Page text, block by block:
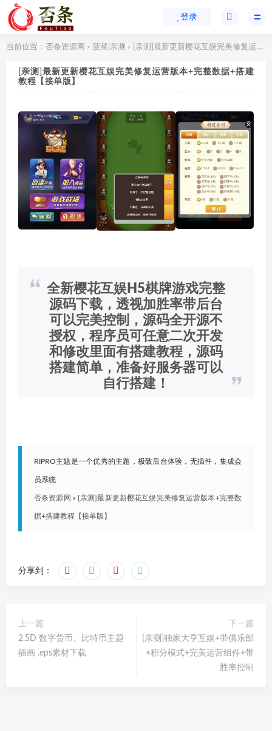
登录
当前位置： 否条资源网 > 菠菜|亲测 > [亲测]最新更新樱花互娱完美修复运营版本+完整数据+搭建教程【接单版】
[亲测]最新更新樱花互娱完美修复运营版本+完整数据+搭建
教程【接单版】
全新樱花互娱H5棋牌游戏完整
源码下载，透视加胜率带后台
可以完美控制，源码全开源不
授权，程序员可任意二次开发
和修改里面有搭建教程，源码
搭建简单，准备好服务器可以
自行搭建！
RIPRO主题是一个优秀的主题，极致后台体验，无插件，集成会
员系统
否条资源网 » [亲测]最新更新樱花互娱完美修复运营版本+完整数
据+搭建教程【接单版】
分享到：
上一篇
2.5D 数字货币、比特币主题
插画 .eps素材下载
下一篇
[亲测]独家大亨互娱+带俱乐部
+积分模式+完美运营组件+带
胜率控制